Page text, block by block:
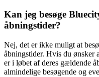
Kan jeg besøge
åbningstider?
Nej, det er ikke muligt at
åbningstider. Hvis du ønsker
er i løbet af deres gældende
almindelige besøgende og